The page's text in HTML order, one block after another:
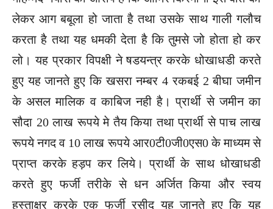
लेकर आग बबूला हो जाता है तथा उसके साथ गाली गलौच
करता है तथा यह धमकी देता है कि तुमसे जो होता हो कर
लो। यह प्रकार विपक्षी ने षडयन्त्र करके धोखाधडी करते
हुए यह जानते हुए कि खसरा नम्बर 4 रकबई 2 बीघा जमीन
के असल मालिक व काबिज नही है। प्रार्थी से जमीन का
सौदा 20 लाख रूपये मे तैय किया तथा प्रार्थी से पाच लाख
रूपये नगद व 10 लाख रूपये आर0टी0जी0एस0 के माध्यम से
प्राप्त करके हड़प कर लिये। प्रार्थी के साथ धोखाधडी
करते हुए फर्जी तरीके से धन अर्जित किया और स्वय
हस्ताक्षर करके एक फर्जी रसीद यह जानते हुए कि यह